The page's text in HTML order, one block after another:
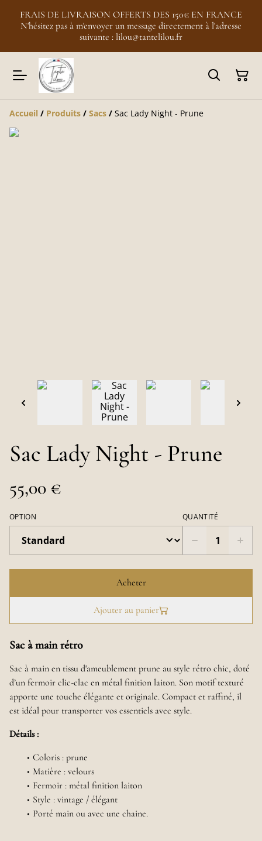
FRAIS DE LIVRAISON OFFERTS DES 150€ EN FRANCE
N'hésitez pas à m'envoyer un message directement à l'adresse
suivante : lilou@tantelilou.fr
Accueil / Produits / Sacs / Sac Lady Night - Prune
Sac Lady Night - Prune
55,00 €
OPTION QUANTITÉ
Acheter
Ajouter au panier
Sac à main rétro
Sac à main en tissu d'ameublement prune au style rétro chic, doté
d’un fermoir clic-clac en métal finition laiton. Son motif texturé
apporte une touche élégante et originale. Compact et raffiné, il
est idéal pour transporter vos essentiels avec style.
Détails :
Coloris : prune
Matière : velours
Fermoir : métal finition laiton
Style : vintage / élégant
Porté main ou avec une chaine.